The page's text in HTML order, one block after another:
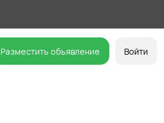
Разместить объявление Войти